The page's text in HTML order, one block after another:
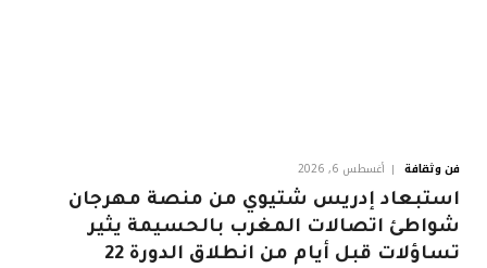
فن وثقافة
أغسطس 6, 2026
استبعاد إدريس شتيوي من منصة مهرجان
شواطئ اتصالات المغرب بالحسيمة يثير
تساؤلات قبل أيام من انطلاق الدورة 22